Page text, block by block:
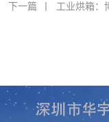
下一篇
工业烘箱：